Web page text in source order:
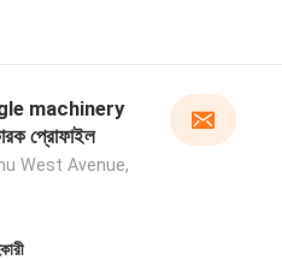
machinery
প্রোফাইল
West Avenue,